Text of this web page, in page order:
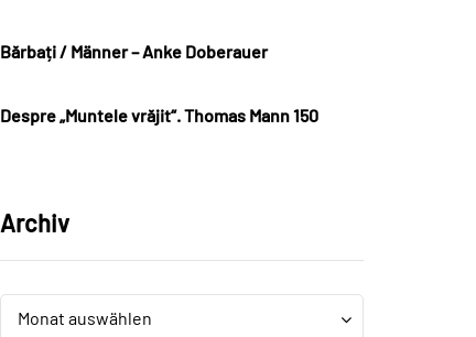
Bărbați / Männer – Anke Doberauer
Despre „Muntele vrăjit“. Thomas Mann 150
Archiv
Archiv
Monat auswählen
Archiv